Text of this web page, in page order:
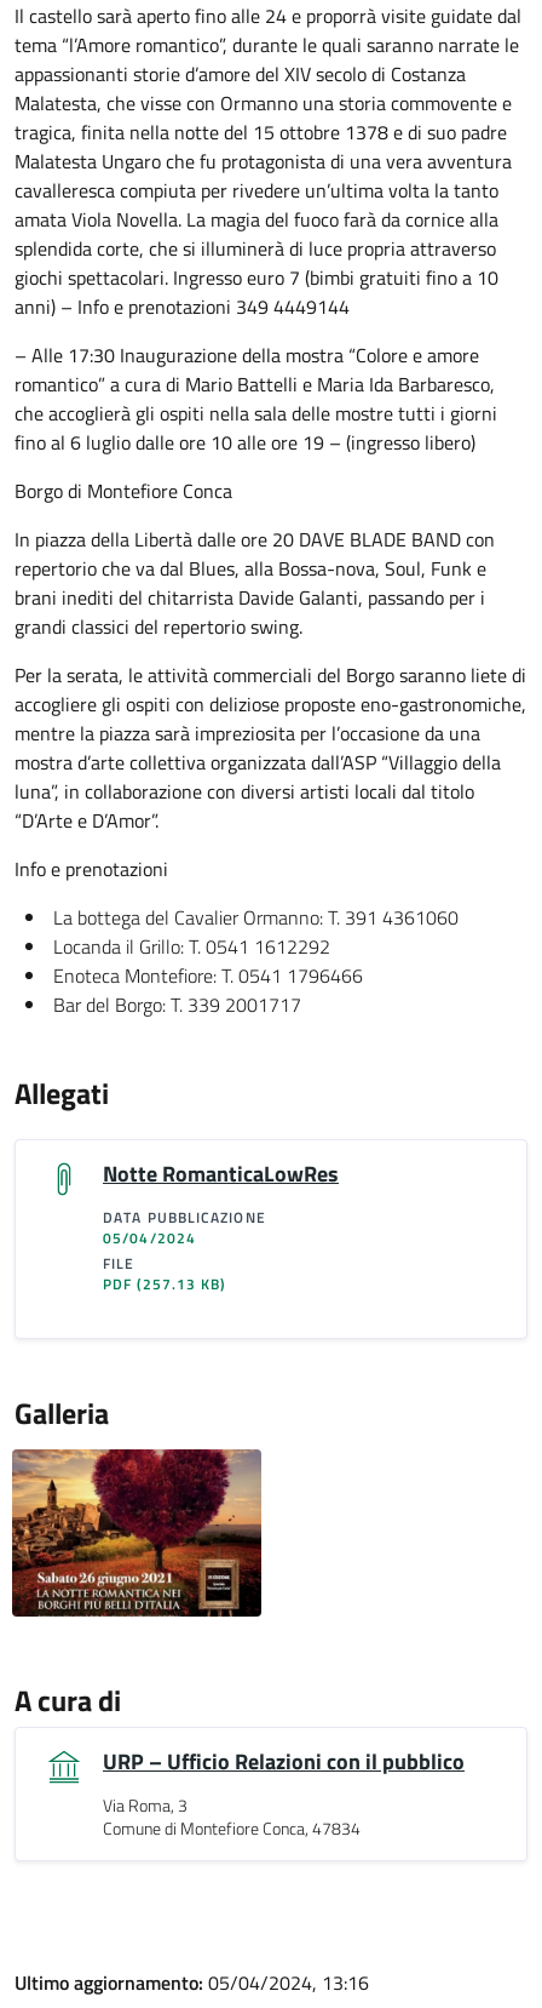
Il castello sarà aperto fino alle 24 e proporrà visite guidate dal
tema “l’Amore romantico”, durante le quali saranno narrate le
appassionanti storie d’amore del XIV secolo di Costanza
Malatesta, che visse con Ormanno una storia commovente e
tragica, finita nella notte del 15 ottobre 1378 e di suo padre
Malatesta Ungaro che fu protagonista di una vera avventura
cavalleresca compiuta per rivedere un’ultima volta la tanto
amata Viola Novella. La magia del fuoco farà da cornice alla
splendida corte, che si illuminerà di luce propria attraverso
giochi spettacolari. Ingresso euro 7 (bimbi gratuiti fino a 10
anni) – Info e prenotazioni 349 4449144
– Alle 17:30 Inaugurazione della mostra “Colore e amore
romantico” a cura di Mario Battelli e Maria Ida Barbaresco,
che accoglierà gli ospiti nella sala delle mostre tutti i giorni
fino al 6 luglio dalle ore 10 alle ore 19 – (ingresso libero)
Borgo di Montefiore Conca
In piazza della Libertà dalle ore 20 DAVE BLADE BAND con
repertorio che va dal Blues, alla Bossa-nova, Soul, Funk e
brani inediti del chitarrista Davide Galanti, passando per i
grandi classici del repertorio swing.
Per la serata, le attività commerciali del Borgo saranno liete di
accogliere gli ospiti con deliziose proposte eno-gastronomiche,
mentre la piazza sarà impreziosita per l’occasione da una
mostra d’arte collettiva organizzata dall’ASP “Villaggio della
luna”, in collaborazione con diversi artisti locali dal titolo
“D’Arte e D’Amor”.
Info e prenotazioni
La bottega del Cavalier Ormanno: T. 391 4361060
Locanda il Grillo: T. 0541 1612292
Enoteca Montefiore: T. 0541 1796466
Bar del Borgo: T. 339 2001717
Allegati
Notte RomanticaLowRes
DATA PUBBLICAZIONE
05/04/2024
FILE
PDF(257.13 KB)
Galleria
A cura di
URP – Ufficio Relazioni con il pubblico
Via Roma, 3
Comune di Montefiore Conca, 47834
Ultimo aggiornamento: 05/04/2024, 13:16